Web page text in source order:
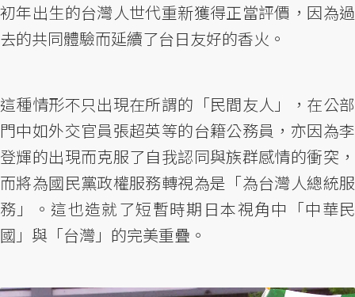
初年出生的台灣人世代重新獲得正當評價，因為過
去的共同體驗而延續了台日友好的香火。
這種情形不只出現在所謂的「民間友人」，在公部
門中如外交官員張超英等的台籍公務員，亦因為李
登輝的出現而克服了自我認同與族群感情的衝突，
而將為國民黨政權服務轉視為是「為台灣人總統服
務」。這也造就了短暫時期日本視角中「中華民
國」與「台灣」的完美重疊。